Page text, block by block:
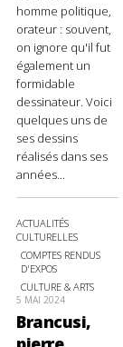
homme politique,
orateur : souvent,
on ignore qu'il fut
également un
formidable
dessinateur. Voici
quelques uns de
ses dessins
réalisés dans ses
années...
ACTUALITÉS
CULTURELLES
COMPTES RENDUS
D'EXPOS
CULTURE & ARTS
5 MAI 2024
Brancusi,